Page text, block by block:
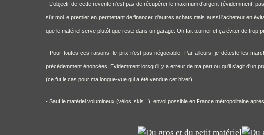
- L'objectif de cette revente n'est pas de récupérer le maximum d'argent (évidemment,
sûr moi le premier en permettant de financer d'autres achats mais aussi l'acheteur en
que le matériel serve plutôt que reste dans un garage. On fait tourner et ça éviter de trop
- Pour toutes ces raisons, le prix n'est pas négociable. Par ailleurs, je déteste les
précédemment énoncées. Evidemment lorsqu'il y a erreur de ma part ou qu'il s'agit d'un
(ce fut le cas pour ma longue-vue qui a été vendue cet hiver).
- Sauf le matériel volumineux (vélos, skis...), envoi possible en France métropolitaine